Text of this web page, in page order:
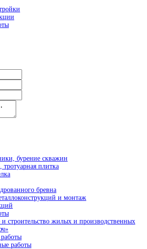
бурение скважин
тротуарная плитка
бревна
и монтаж
строительство жилых и производственных
работы